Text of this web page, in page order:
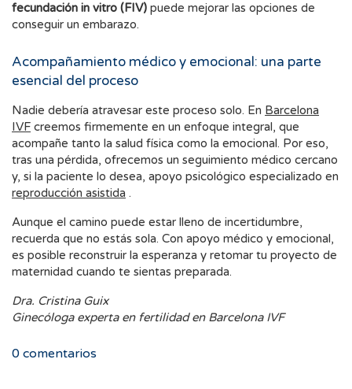
fecundación in vitro (FIV) puede mejorar las opciones de
conseguir un embarazo.
Acompañamiento médico y emocional: una parte
esencial del proceso
Nadie debería atravesar este proceso solo. En Barcelona
IVF
acompañe tanto la salud física como la emocional. Por eso,
tras una pérdida, ofrecemos un seguimiento médico cercano
y, si la paciente lo desea, apoyo psicológico especializado en
reproducción asistida .
Aunque el camino puede estar lleno de incertidumbre,
recuerda que no estás sola. Con apoyo médico y emocional,
es posible reconstruir la esperanza y retomar tu proyecto de
maternidad cuando te sientas preparada.
Dra. Cristina Guix
Ginecóloga experta en fertilidad en Barcelona IVF
0 comentarios